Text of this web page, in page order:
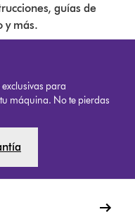
guías de
y más.
para
máquina. No te pierdas